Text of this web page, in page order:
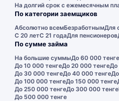
На долгий срок с ежемесячным
По категории заемщиков
Абсолютно всемБезработнымДля
С 20 летС 21 годаДля пенсионеров
По сумме займа
На большие суммыДо 60 000 тенге
До 10 000 тенгеДо 20 000 тенгеДо
До 30 000 тенгеДо 40 000 тенге
До 100 000 тенгеДо 150 000 тенге
До 250 000 тенгеДо 300 000 тенге
До 500 000 тенге